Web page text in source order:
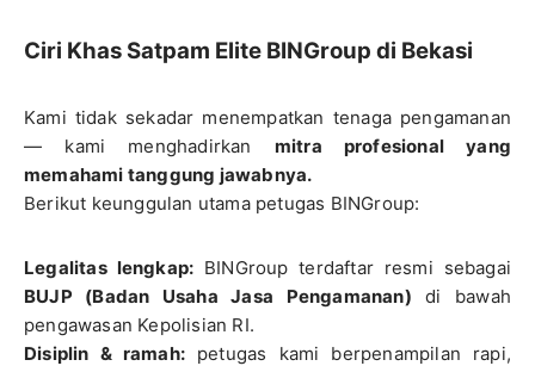
Ciri Khas Satpam Elite BINGroup di Bekasi
Kami tidak sekadar menempatkan tenaga pengamanan
— kami menghadirkan mitra profesional yang
memahami tanggung jawabnya.
Berikut keunggulan utama petugas BINGroup:
Legalitas lengkap: BINGroup terdaftar resmi sebagai
BUJP (Badan Usaha Jasa Pengamanan) di bawah
pengawasan Kepolisian RI.
Disiplin & ramah: petugas kami berpenampilan rapi,